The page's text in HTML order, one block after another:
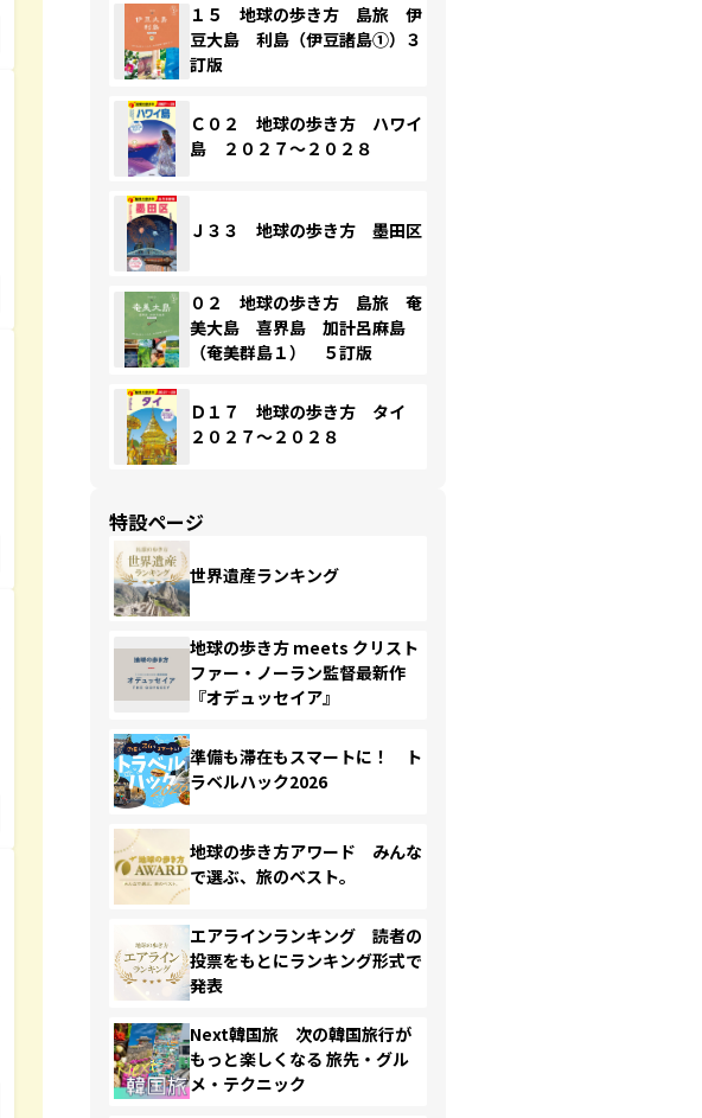
１５ 地球の歩き方 島旅 伊
豆大島 利島（伊豆諸島①）３
訂版
Ｃ０２ 地球の歩き方 ハワイ
島 ２０２７～２０２８
Ｊ３３ 地球の歩き方 墨田区
０２ 地球の歩き方 島旅 奄
美大島 喜界島 加計呂麻島
（奄美群島１） ５訂版
Ｄ１７ 地球の歩き方 タイ
２０２７～２０２８
特設ページ
世界遺産ランキング
地球の歩き方 meets クリスト
ファー・ノーラン監督最新作
『オデュッセイア』
準備も滞在もスマートに！ ト
ラベルハック2026
地球の歩き方アワード みんな
で選ぶ、旅のベスト。
エアラインランキング 読者の
投票をもとにランキング形式で
発表
Next韓国旅 次の韓国旅行が
もっと楽しくなる 旅先・グル
メ・テクニック